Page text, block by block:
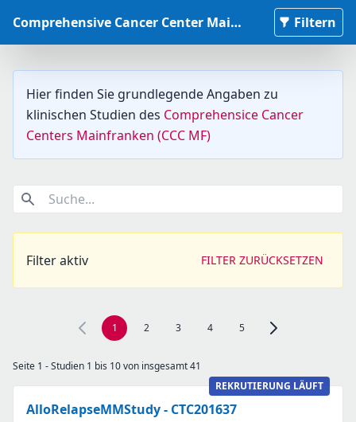
Comprehensive Cancer Center Mainfranken Studiendatenbank Filtern
Hier finden Sie grundlegende Angaben zu
klinischen Studien des Comprehensice Cancer
Centers Mainfranken (CCC MF)
Suche...
Filter aktiv FILTER ZURÜCKSETZEN
1 2 3 4 5 Zur nächsten
Seite 1 - Studien 1 bis 10 von insgesamt 41
REKRUTIERUNG LÄUFT
AlloRelapseMMStudy - CTC201637